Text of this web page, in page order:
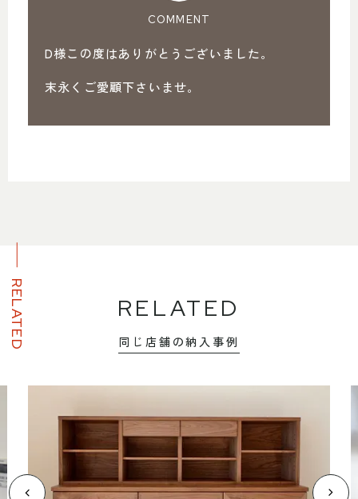
COMMENT
D様この度はありがとうございました。
末永くご愛顧下さいませ。
RELATED RELATED
同じ店舗の納入事例